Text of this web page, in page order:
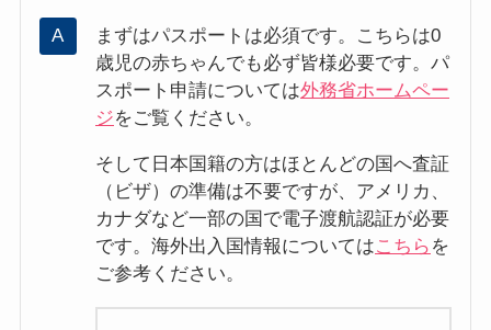
まずはパスポートは必須です。こちらは0
歳児の赤ちゃんでも必ず皆様必要です。パ
スポート申請については外務省ホームペー
ジをご覧ください。
そして日本国籍の方はほとんどの国へ査証
（ビザ）の準備は不要ですが、アメリカ、
カナダなど一部の国で電子渡航認証が必要
です。海外出入国情報についてはこちら を
ご参考ください。